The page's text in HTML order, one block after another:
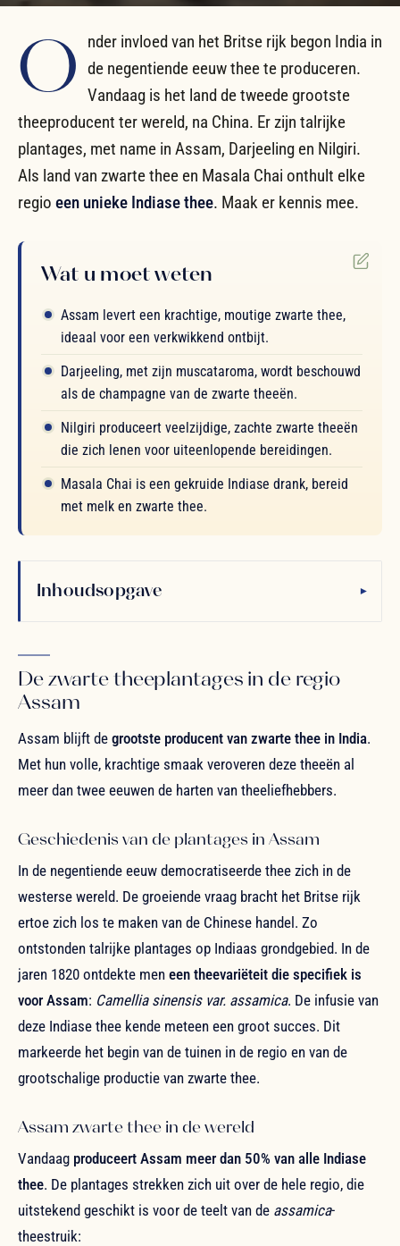
O
nder invloed van het Britse rijk begon India in
de negentiende eeuw thee te produceren.
Vandaag is het land de tweede grootste
theeproducent ter wereld, na China. Er zijn talrijke
plantages, met name in Assam, Darjeeling en Nilgiri.
Als land van zwarte thee en Masala Chai onthult elke
regio een unieke Indiase thee. Maak er kennis mee.
Wat u moet weten
Assam levert een krachtige, moutige zwarte thee,
ideaal voor een verkwikkend ontbijt.
Darjeeling, met zijn muscataroma, wordt beschouwd
als de champagne van de zwarte theeën.
Nilgiri produceert veelzijdige, zachte zwarte theeën
die zich lenen voor uiteenlopende bereidingen.
Masala Chai is een gekruide Indiase drank, bereid
met melk en zwarte thee.
Inhoudsopgave ▾
De zwarte theeplantages in de regio
Assam
Assam blijft de grootste producent van zwarte thee in India.
Met hun volle, krachtige smaak veroveren deze theeën al
meer dan twee eeuwen de harten van theeliefhebbers.
Geschiedenis van de plantages in Assam
In de negentiende eeuw democratiseerde thee zich in de
westerse wereld. De groeiende vraag bracht het Britse rijk
ertoe zich los te maken van de Chinese handel. Zo
ontstonden talrijke plantages op Indiaas grondgebied. In de
jaren 1820 ontdekte men een theevariëteit die specifiek is
voor Assam: Camellia sinensis var. assamica. De infusie van
deze Indiase thee kende meteen een groot succes. Dit
markeerde het begin van de tuinen in de regio en van de
grootschalige productie van zwarte thee.
Assam zwarte thee in de wereld
Vandaag produceert Assam meer dan 50% van alle Indiase
thee. De plantages strekken zich uit over de hele regio, die
uitstekend geschikt is voor de teelt van de assamica-
theestruik: